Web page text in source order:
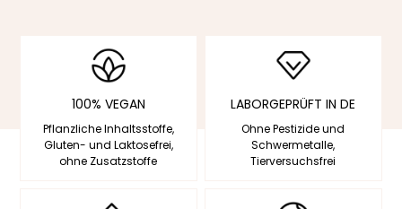
100% VEGAN
Pflanzliche Inhaltsstoffe,
Gluten- und Laktosefrei,
ohne Zusatzstoffe
LABORGEPRÜFT IN DE
Ohne Pestizide und
Schwermetalle,
Tierversuchsfrei